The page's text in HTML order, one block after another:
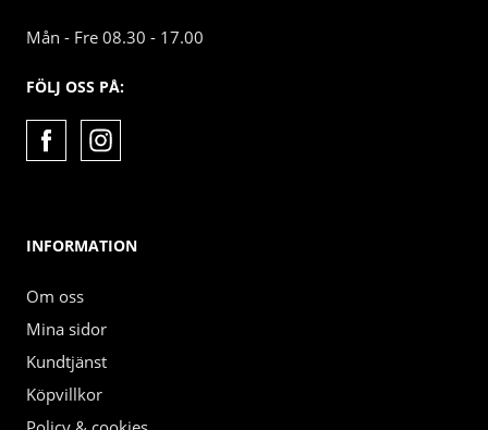
Mån - Fre 08.30 - 17.00
FÖLJ OSS PÅ:
INFORMATION
Om oss
Mina sidor
Kundtjänst
Köpvillkor